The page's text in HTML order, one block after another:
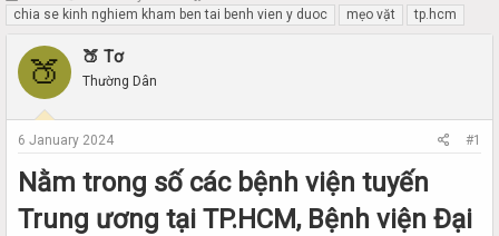
h
e
d
t
r
t
e
t
r
t
t
chia se kinh nghiem kham ben tai benh vien y duoc mẹo vặt tp.hcm
🍑 🍑 Tơ
Thường Dân
6 January 2024 #1
Nằm trong số các bệnh viện tuyến
Trung ương tại TP.HCM, Bệnh viện Đại